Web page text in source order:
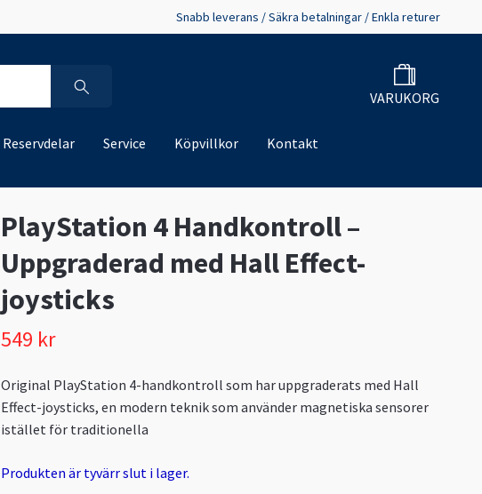
Snabb leverans / Säkra betalningar / Enkla returer
VARUKORG
Reservdelar Service Köpvillkor
Kontakt
PlayStation 4 Handkontroll –
Uppgraderad med Hall Effect-
joysticks
549 kr
Original PlayStation 4-handkontroll som har uppgraderats med Hall
Effect-joysticks, en modern teknik som använder magnetiska sensorer
istället för traditionella
Produkten är tyvärr slut i lager.